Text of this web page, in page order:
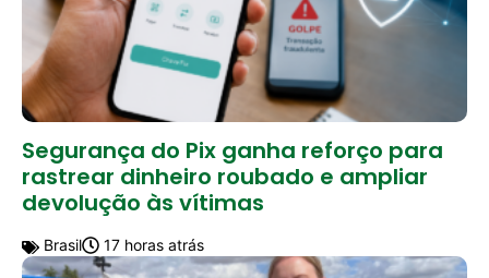
Segurança do Pix ganha reforço para
rastrear dinheiro roubado e ampliar
devolução às vítimas
Brasil 17 horas atrás